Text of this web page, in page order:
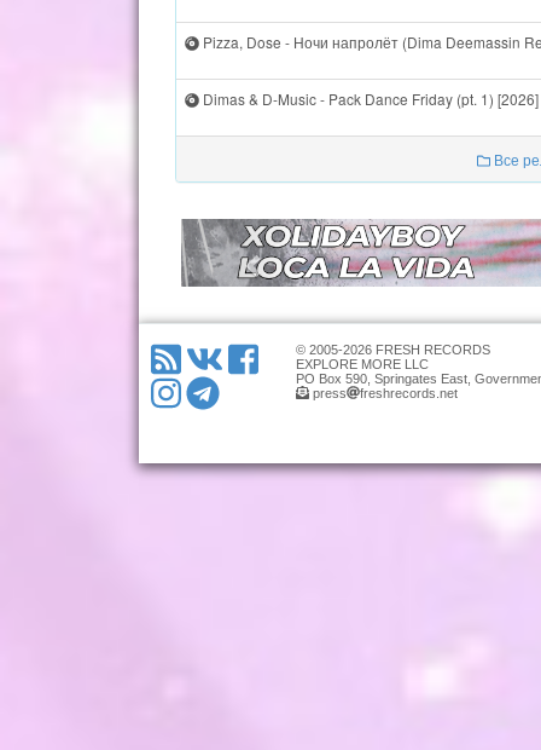
Pizza, Dose - Ночи напролёт (Dima Deemassin
Dimas & D-Music - Pack Dance Friday (pt. 1) [2026]
Все
© 2005-2026 FRESH RECORDS
EXPLORE MORE LLC
PO Box 590, Springates East,
press
freshrecords.net